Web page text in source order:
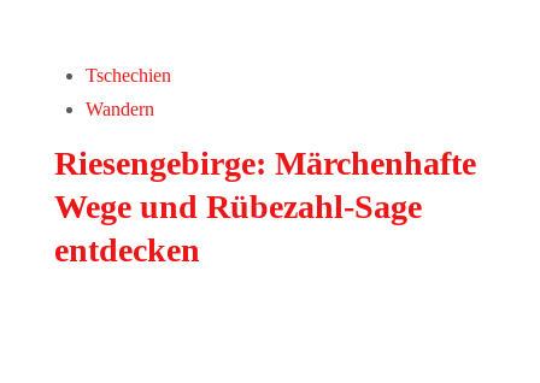
Tschechien
Wandern
Riesengebirge: Märchenhafte
Wege und Rübezahl-Sage
entdecken